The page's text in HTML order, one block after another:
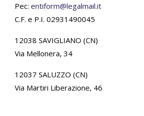
Pec: entiform@legalmail.it
C.F. e P.I. 02931490045
12038 SAVIGLIANO (CN)
Via Mellonera, 34
12037 SALUZZO (CN)
Via Martiri Liberazione, 46